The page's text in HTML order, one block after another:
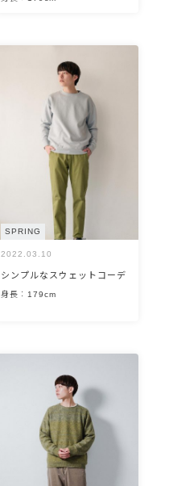
SPRING
2022.03.10
シンプルなスウェットコーデ
身長：179cm